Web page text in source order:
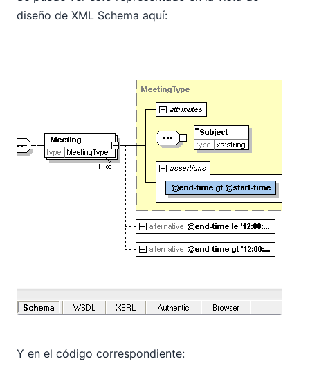
diseño de XML Schema aquí:
Y en el código correspondiente: